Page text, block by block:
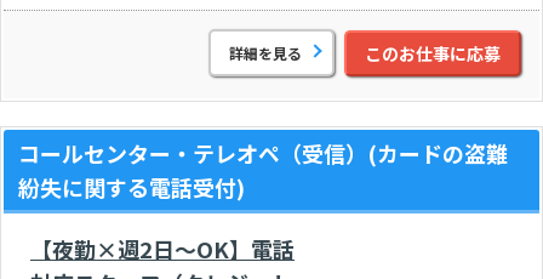
詳細を見る このお仕事に応募
コールセンター・テレオペ（受信）(カードの盗難
紛失に関する電話受付)
【夜勤×週2日～OK】電話